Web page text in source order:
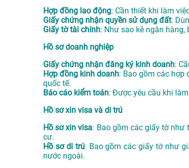
Hợp đồng lao động: Cần thiết khi làm
Giấy chứng nhận quyền sử dụng đất:
Giấy tờ tài chính: Như sao kê ngân
Hồ sơ doanh nghiệp
Giấy chứng nhận đăng ký kinh doanh:
Hợp đồng kinh doanh: Bao gồm các hợp
quốc tế.
Báo cáo kiểm toán: Được yêu cầu khi
Hồ sơ xin visa và di trú
Hồ sơ xin visa: Bao gồm các giấy tờ như
cư.
Hồ sơ di trú: Bao gồm các giấy tờ như
nước ngoài.